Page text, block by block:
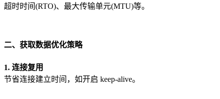
超时时间(RTO)、最大传输单元(MTU)等。
二、获取数据优化策略
1. 连接复用
节省连接建立时间，如开启 keep-alive。